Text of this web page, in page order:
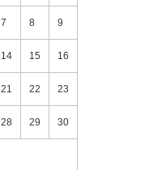
7 8 9
14 15 16
21 22 23
28 29 30